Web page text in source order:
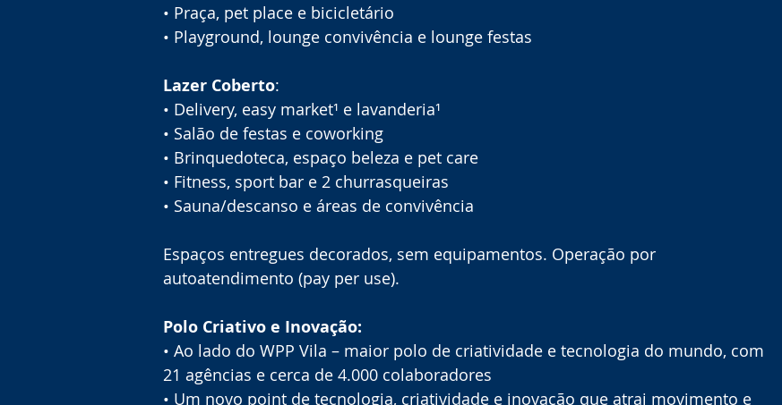
• Praça, pet place e bicicletário
• Playground, lounge convivência e lounge festas
Lazer Coberto:
• Delivery, easy market¹ e lavanderia¹
• Salão de festas e coworking
• Brinquedoteca, espaço beleza e pet care
• Fitness, sport bar e 2 churrasqueiras
• Sauna/descanso e áreas de convivência
Espaços entregues decorados, sem equipamentos. Operação por
autoatendimento (pay per use).
Polo Criativo e Inovação:
• Ao lado do WPP Vila – maior polo de criatividade e tecnologia do mundo, com
21 agências e cerca de 4.000 colaboradores
• Um novo point de tecnologia, criatividade e inovação que atrai movimento e